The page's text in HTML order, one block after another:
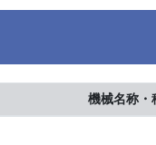
機械名称・